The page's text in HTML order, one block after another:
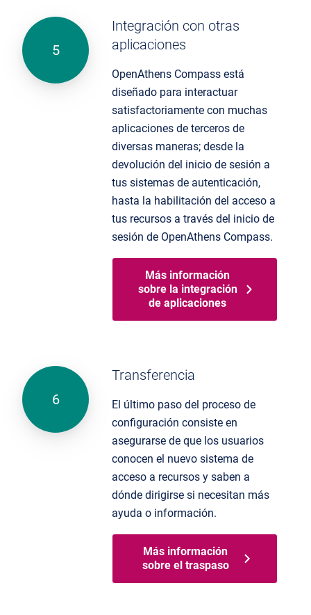
Integración con otras
aplicaciones
OpenAthens Compass está
diseñado para interactuar
satisfactoriamente con muchas
aplicaciones de terceros de
diversas maneras; desde la
devolución del inicio de sesión a
tus sistemas de autenticación,
hasta la habilitación del acceso a
tus recursos a través del inicio de
sesión de OpenAthens Compass.
Más información
sobre la integración
de aplicaciones
Transferencia
El último paso del proceso de
configuración consiste en
asegurarse de que los usuarios
conocen el nuevo sistema de
acceso a recursos y saben a
dónde dirigirse si necesitan más
ayuda o información.
Más información
sobre el traspaso